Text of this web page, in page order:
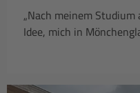
„Nach meinem
Idee, mich in